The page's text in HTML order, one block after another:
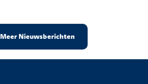
Meer Nieuwsberichten